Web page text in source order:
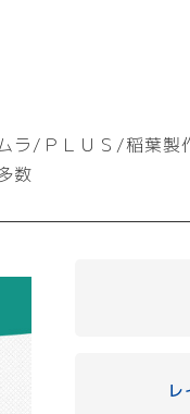
ラ/ＰＬＵＳ/稲葉
数
レ